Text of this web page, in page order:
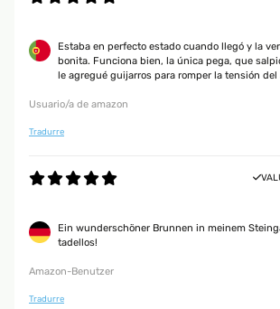
Estaba en perfecto estado cuando llegó y la
bonita. Funciona bien, la única pega, que
le agregué guijarros para romper la tensión del
Usuario/a de amazon
Tradurre
Ein wunderschöner Brunnen in meinem
tadellos!
Amazon-Benutzer
Tradurre